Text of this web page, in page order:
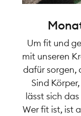
Um fit und
mit unseren
dafür sorgen,
Sind
lässt sich
Wer fit ist, ist